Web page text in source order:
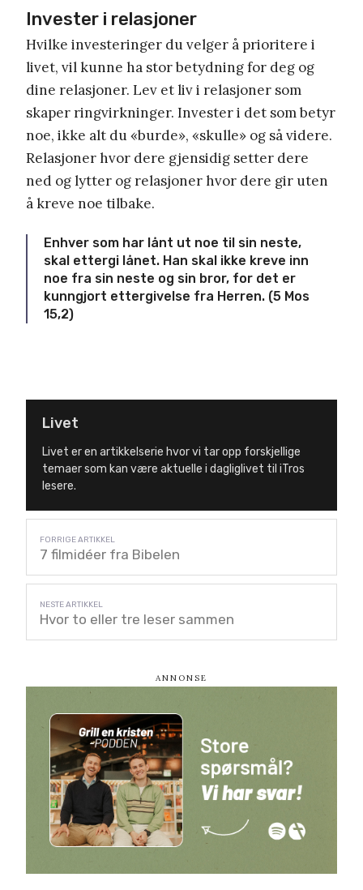
Invester i relasjoner
Hvilke investeringer du velger å prioritere i
livet, vil kunne ha stor betydning for deg og
dine relasjoner. Lev et liv i relasjoner som
skaper ringvirkninger. Invester i det som betyr
noe, ikke alt du «burde», «skulle» og så videre.
Relasjoner hvor dere gjensidig setter dere
ned og lytter og relasjoner hvor dere gir uten
å kreve noe tilbake.
Enhver som har lånt ut noe til sin neste,
skal ettergi lånet. Han skal ikke kreve inn
noe fra sin neste og sin bror, for det er
kunngjort ettergivelse fra Herren. (5 Mos
15,2)
Livet
Livet er en artikkelserie hvor vi tar opp forskjellige
temaer som kan være aktuelle i dagliglivet til iTros
lesere.
7 filmidéer fra Bibelen
Hvor to eller tre leser sammen